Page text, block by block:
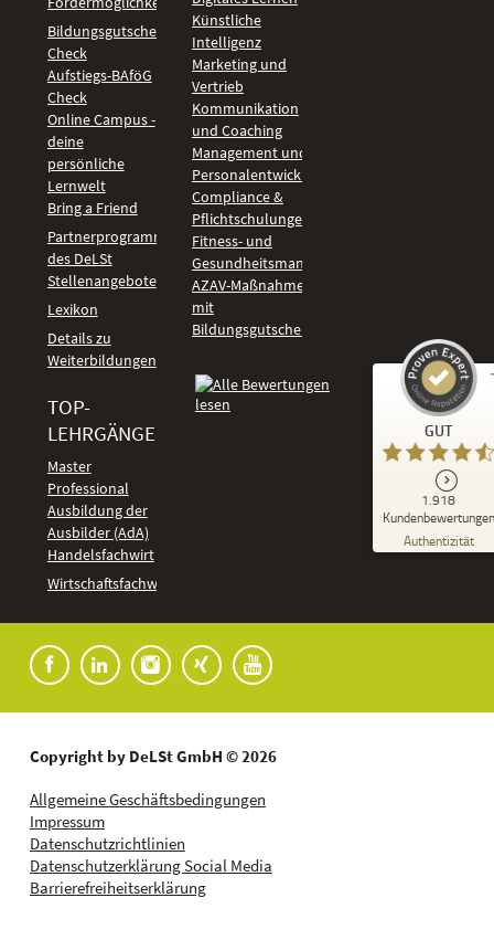
Bildungsgutschein
Check
Aufstiegs-BAföG
Check
Online Campus -
deine
persönliche
Lernwelt
Bring a Friend
Partnerprogramm
des DeLSt
Stellenangebote
Lexikon
Details zu
Weiterbildungen
TOP-
LEHRGÄNGE
Master
Professional
Ausbildung der
Ausbilder (AdA)
Handelsfachwirt
Wirtschaftsfachwirt
Künstliche
Intelligenz
Marketing und
Vertrieb
Kommunikation
und Coaching
Management und
Personalentwicklung
Compliance &
Pflichtschulungen
Fitness- und
Gesundheitsmanagement
AZAV-Maßnahmen
mit
Bildungsgutschein
GUT
1.918
Kundenbewertungen
Authentizität
Kundenbewertungen und Erfahrungen zu
DeLSt - Deutsches eLearning Studieninstitut
92
%
Empfehlungen auf
ProvenExpert.com
anderen Quellen
Copyright by DeLSt GmbH © 2026
Allgemeine Geschäftsbedingungen
Impressum
Datenschutzrichtlinien
Datenschutzerklärung Social Media
Barrierefreiheitserklärung